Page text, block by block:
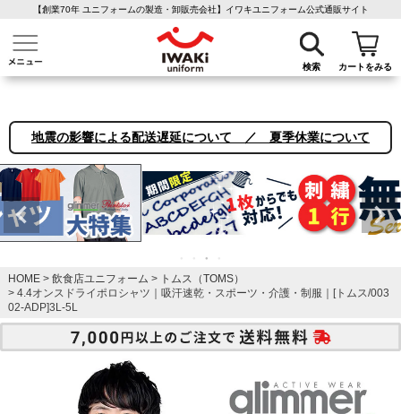
【創業70年 ユニフォームの製造・卸販売会社】イワキユニフォーム公式通販サイト
検索 カートをみる
介護ユニフォーム 作業着・作業服 ファン付き作業着 医療白衣
地震の影響による配送遅延について ／ 夏季休業について
HOME 飲食店ユニフォーム
トムス（TOMS）
4.4オンスドライポロシャツ｜吸汗速乾・スポーツ・介護・制服｜[トムス/003
02-ADP]3L-5L